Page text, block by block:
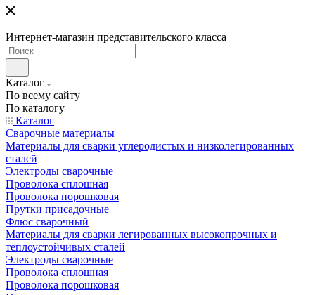
Интернет-магазин представительского класса
Каталог
По всему сайту
По каталогу
Каталог
Сварочные материалы
Материалы для сварки углеродистых и низколегированных
сталей
Электроды сварочные
Проволока сплошная
Проволока порошковая
Прутки присадочные
Флюс сварочный
Материалы для сварки легированных высокопрочных и
теплоустойчивых сталей
Электроды сварочные
Проволока сплошная
Проволока порошковая